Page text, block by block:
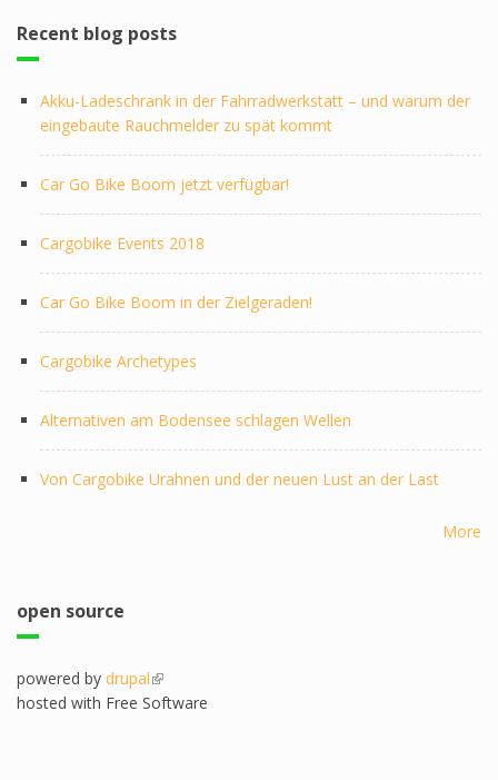
Recent blog posts
Akku-Ladeschrank in der Fahrradwerkstatt – und warum der
eingebaute Rauchmelder zu spät kommt
Car Go Bike Boom jetzt verfügbar!
Cargobike Events 2018
Car Go Bike Boom in der Zielgeraden!
Cargobike Archetypes
Alternativen am Bodensee schlagen Wellen
Von Cargobike Urahnen und der neuen Lust an der Last
More
open source
powered by drupal(link is external)
hosted with Free Software